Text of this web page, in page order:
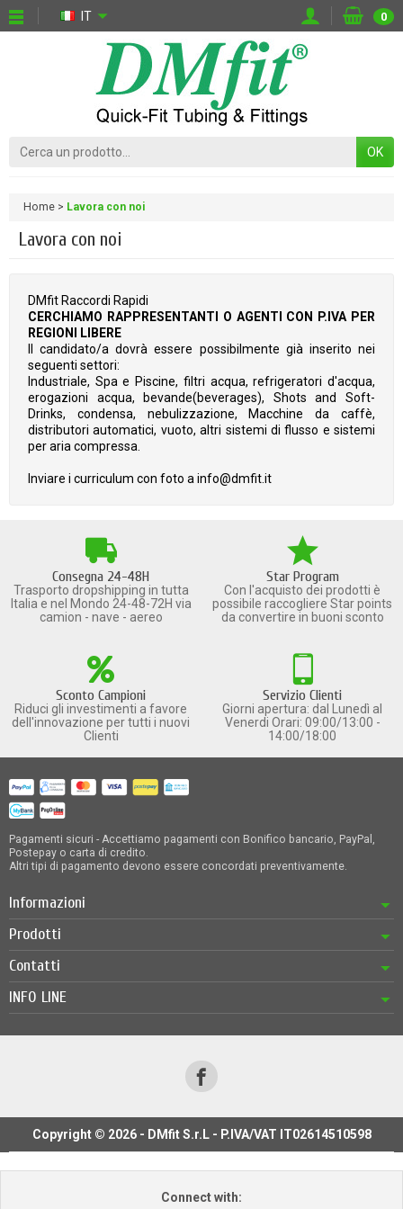
IT 0
OK
Home Lavora con noi
Lavora con noi
DMfit Raccordi Rapidi
CERCHIAMO RAPPRESENTANTI O AGENTI CON P.IVA PER
REGIONI LIBERE
Il candidato/a dovrà essere possibilmente già inserito nei
seguenti settori:
Industriale, Spa e Piscine, filtri acqua, refrigeratori d'acqua,
erogazioni acqua, bevande(beverages), Shots and Soft-
Drinks, condensa, nebulizzazione, Macchine da caffè,
distributori automatici, vuoto, altri sistemi di flusso e sistemi
per aria compressa.
Inviare i curriculum con foto a info@dmfit.it
Consegna 24-48H
Trasporto dropshipping in tutta
Italia e nel Mondo 24-48-72H via
camion - nave - aereo
Star Program
Con l'acquisto dei prodotti è
possibile raccogliere Star points
da convertire in buoni sconto
Sconto Campioni
Riduci gli investimenti a favore
dell'innovazione per tutti i nuovi
Clienti
Servizio Clienti
Giorni apertura: dal Lunedì al
Venerdi Orari: 09:00/13:00 -
14:00/18:00
Pagamenti sicuri - Accettiamo pagamenti con Bonifico bancario, PayPal,
Postepay o carta di credito.
Altri tipi di pagamento devono essere concordati preventivamente.
Informazioni
Prodotti
Contatti
INFO LINE
Copyright © 2026 - DMfit S.r.L - P.IVA/VAT IT02614510598
Connect with: